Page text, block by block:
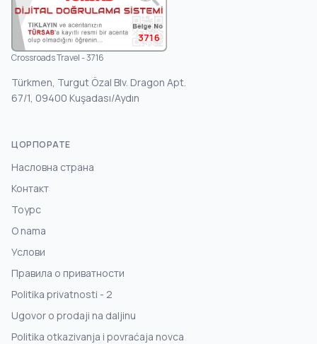
3716
Crossroads Travel - 3716
Türkmen, Turgut Özal Blv. Dragon Apt.
67/1, 09400 Kuşadası/Aydın
ЦОРПОРАТЕ
Насловна страна
Контакт
Тоурс
O nama
Услови
Правила о приватности
Politika privatnosti - 2
Ugovor o prodaji na daljinu
Politika otkazivanja i povraćaja novca